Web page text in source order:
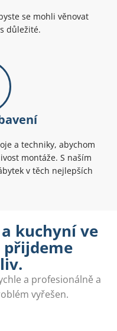
se mohli věnovat
důležité.
a techniky, abychom
montáže. S naším
v těch nejlepších
kuchyní ve
a profesionálně a
vyřešen.